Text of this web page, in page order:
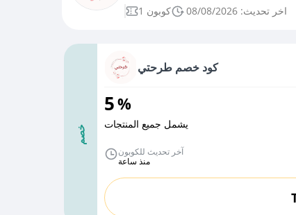
1 كوبون
اخر تحديث: 08/08/2026
خصم
كود خصم طرحتي
5%
يشمل جميع المنتجات
آخر تحديث للكوبون
منذ ساعة